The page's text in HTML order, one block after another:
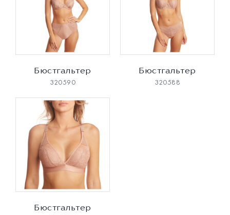
Бюстгальтер
320590
Бюстгальтер
320588
Бюстгальтер